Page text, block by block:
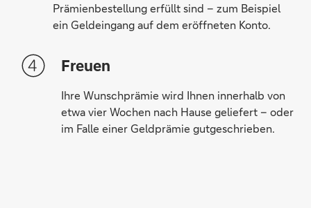
Eleganz auf vier Rollen.
Hört sich gut an.
Prämienbestellung erfüllt sind – zum Beispiel
ein Geldeingang auf dem eröffneten Konto.
Freuen
Ihre Wunschprämie wird Ihnen innerhalb von
etwa vier Wochen nach Hause geliefert – oder
im Falle einer Geldprämie gutgeschrieben.